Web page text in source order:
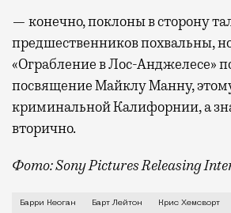
— конечно, поклоны в сторону
предшественников похвальны,
«Ограбление в Лос-Анджелесе»
посвящение Майклу Манну,
криминальной Калифорнии, а
вторично.
Фото: Sony Pictures Releasing
Сердце любого киномана
Барри Кеоган Барт Лейтон Крис Хемсворт